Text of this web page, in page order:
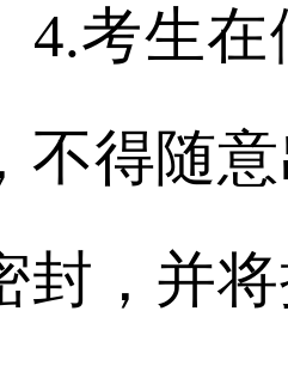
生在候
不得随
封，并